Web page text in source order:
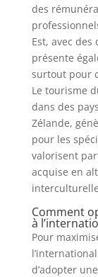
des
Est, avec
présente
surtout pour
Le tourisme
dans des
Zélande,
pour les
valorisent
acquise en
Comment
à
Pour
d’adopter